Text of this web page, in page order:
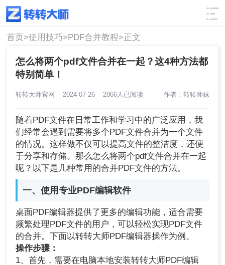
使用技巧 筛选
首页>使用技巧>PDF合并教程>正文
怎么将两个pdf文件合并在一起？这4种方法都
特别简单！
转转大师官网 2024-07-26 2866人已阅读 作者：转转师妹
随着PDF文件在日常工作和学习中的广泛应用，我
们经常会遇到需要将多个PDF文件合并为一个文件
的情况。这样做不仅可以提高文件的整洁度，还便
于分享和存储。那么怎么将两个pdf文件合并在一起
呢？以下是几种常用的合并PDF文件的方法。
一、使用专业PDF编辑软件
桌面PDF编辑器提供了更多的编辑功能，适合需要
频繁处理PDF文件的用户，可以轻松实现PDF文件
的合并。下面以转转大师PDF编辑器操作为例。
操作步骤：
1、首先，需要在电脑本地安装转转大师PDF编辑